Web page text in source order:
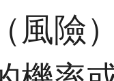
風險